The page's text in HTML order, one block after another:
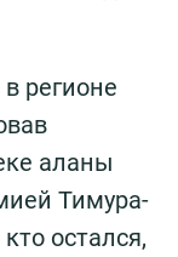
регионе
аланы
Тимура-
остался,